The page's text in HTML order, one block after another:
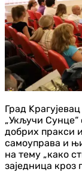
Град
„Укључи
добрих пракси
самоуправа и
на тему „како
заједница кроз